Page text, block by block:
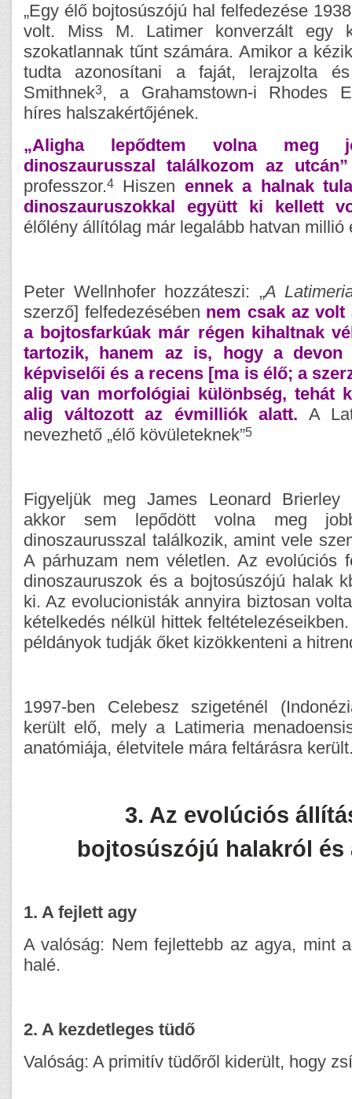
„Egy élő bojtosúszójú hal felfedezése
volt. Miss M. Latimer konverzált egy
szokatlannak tűnt számára. Amikor a
tudta azonosítani a faját, lerajzolta
Smithnek3, a Grahamstown-i Rhodes
híres halszakértőjének.
„Aligha lepődtem volna meg
dinoszaurusszal találkozom az utcán”
professzor.4 Hiszen ennek a halnak
dinoszauruszokkal együtt ki kellett
élőlény állítólag már legalább hatvan millió
Peter Wellnhofer hozzáteszi: „A
szerző] felfedezésében nem csak az volt
a bojtosfarkúak már régen kihaltnak
tartozik, hanem az is, hogy a devon
képviselői és a recens [ma is élő; a
alig van morfológiai különbség, tehát
alig változott az évmilliók alatt. A
nevezhető „élő kövületeknek”5
Figyeljük meg James Leonard Brierley
akkor sem lepődött volna meg
dinoszaurusszal találkozik, amint vele
A párhuzam nem véletlen. Az evolúciós
dinoszauruszok és a bojtosúszójú halak
ki. Az evolucionisták annyira biztosan
kételkedés nélkül hittek
példányok tudják őket kizökkenteni a
1997-ben Celebesz szigeténél
került elő, mely a Latimeria
anatómiája, életvitele mára feltárásra
3. Az evolúciós
bojtosúszójú halakról és
1. A fejlett agy
A valóság: Nem fejlettebb az agya, mint
halé.
2. A kezdetleges tüdő
Valóság: A primitív tüdőről kiderült, hogy